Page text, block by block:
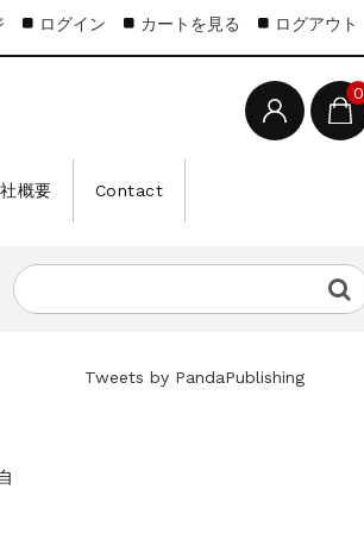
0
概要 Contact
ログイン カートを見る ログアウト
Tweets by PandaPublishing